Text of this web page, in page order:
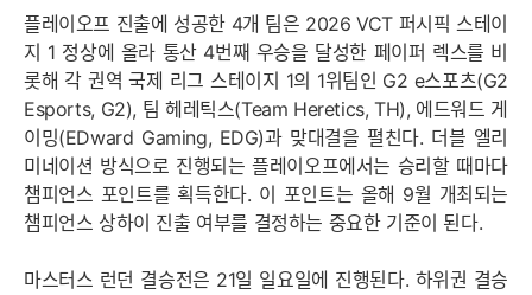
플레이오프 진출에 성공한 4개 팀은 2026 VCT 퍼시픽 스테이
지 1 정상에 올라 통산 4번째 우승을 달성한 페이퍼 렉스를 비
롯해 각 권역 국제 리그 스테이지 1의 1위팀인 G2 e스포츠(G2
Esports, G2), 팀 헤레틱스(Team Heretics, TH), 에드워드 게
이밍(EDward Gaming, EDG)과 맞대결을 펼친다. 더블 엘리
미네이션 방식으로 진행되는 플레이오프에서는 승리할 때마다
챔피언스 포인트를 획득한다. 이 포인트는 올해 9월 개최되는
챔피언스 상하이 진출 여부를 결정하는 중요한 기준이 된다.
마스터스 런던 결승전은 21일 일요일에 진행된다. 하위권 결승